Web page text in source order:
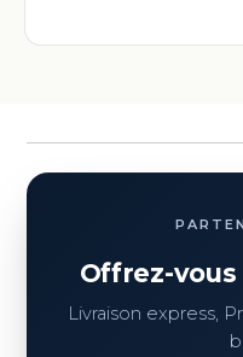
Offrez-
Livraison express,